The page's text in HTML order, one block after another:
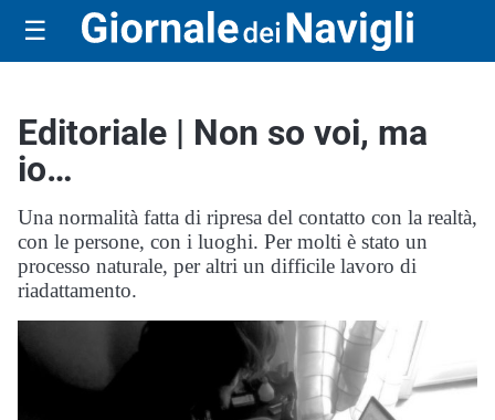
☰
Editoriale | Non so voi, ma
io…
Una normalità fatta di ripresa del contatto con la realtà,
con le persone, con i luoghi. Per molti è stato un
processo naturale, per altri un difficile lavoro di
riadattamento.